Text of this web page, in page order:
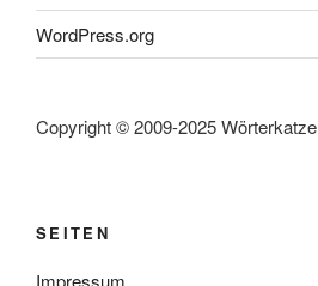
WordPress.org
Copyright © 2009-2025 Wörterkatze
SEITEN
Impressum